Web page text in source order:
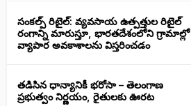
సంకల్ప్ రిటైల్: వ్యవసాయ ఉత్పత్తుల రిటైల్
రంగాన్ని మారుస్తూ, భారతదేశంలోని గ్రామాల్లో
వ్యాపార అవకాశాలను విస్తరించడం
తడిసిన ధాన్యానికీ భరోసా – తెలంగాణ
ప్రభుత్వం నిర్ణయం, రైతులకు ఊరట